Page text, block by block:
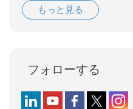
もっと見る
フォローする
Follow us on LinkedIn
Follow us on YouTube
Follow us on
Follow us